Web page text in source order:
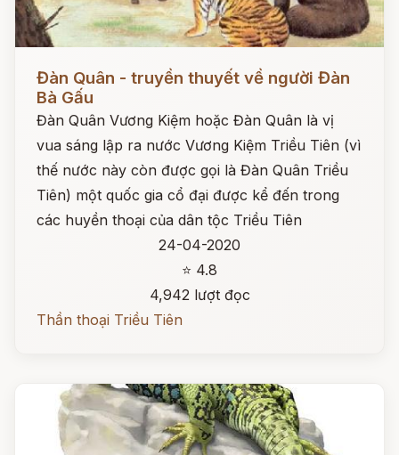
Đàn Quân - truyền thuyết về người Đàn
Bà Gấu
Đàn Quân Vương Kiệm hoặc Đàn Quân là vị
vua sáng lập ra nước Vương Kiệm Triều Tiên (vì
thế nước này còn được gọi là Đàn Quân Triều
Tiên) một quốc gia cổ đại được kể đến trong
các huyền thoại của dân tộc Triều Tiên
24-04-2020
⭐ 4.8
4,942 lượt đọc
Thần thoại Triều Tiên